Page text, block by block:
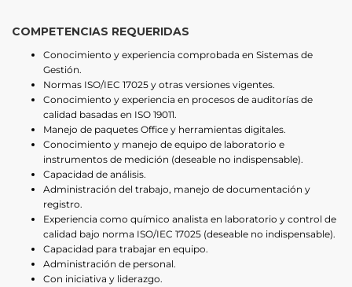
COMPETENCIAS REQUERIDAS
Conocimiento y experiencia comprobada en Sistemas de
Gestión.
Normas ISO/IEC 17025 y otras versiones vigentes.
Conocimiento y experiencia en procesos de auditorías de
calidad basadas en ISO 19011.
Manejo de paquetes Office y herramientas digitales.
Conocimiento y manejo de equipo de laboratorio e
instrumentos de medición (deseable no indispensable).
Capacidad de análisis.
Administración del trabajo, manejo de documentación y
registro.
Experiencia como químico analista en laboratorio y control de
calidad bajo norma ISO/IEC 17025 (deseable no indispensable).
Capacidad para trabajar en equipo.
Administración de personal.
Con iniciativa y liderazgo.